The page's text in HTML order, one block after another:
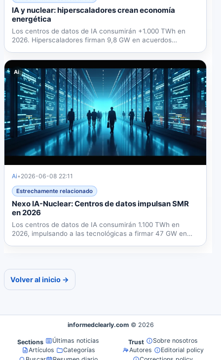
IA y nuclear: hiperscaladores crean economía
energética
Los centros de datos de IA consumirán +1.000 TWh en
2026. Hiperscaladores firman 9,8 GW en acuerdos
Ai
Ai• 2026-06-08 22:11
Estrechamente relacionado
Nexo IA-Nuclear: Centros de datos impulsan SMR
en 2026
Los centros de datos de IA consumirán 1.100 TWh en
2026, impulsando a las tecnológicas a firmar 47 GW en
Volver al inicio →
informedclearly.com © 2026
Sections
Últimas noticias
Artículos
Categorías
Trust
Sobre nosotros
Autores
Editorial policy